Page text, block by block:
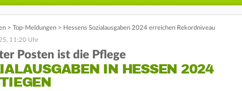
> Top-Meldungen > Hessens Sozialausgaben 2024 erreichen Rekordniveau
11:20 Uhr
Posten ist die Pflege
IN HESSEN 2024